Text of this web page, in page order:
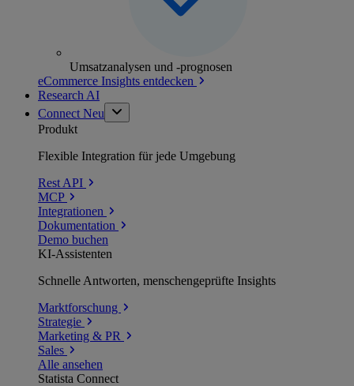
Umsatzanalysen und -prognosen
eCommerce Insights entdecken
Research AI
Connect Neu
Produkt
Flexible Integration für jede Umgebung
Rest API
MCP
Integrationen
Dokumentation
Demo buchen
KI-Assistenten
Schnelle Antworten, menschengeprüfte Insights
Marktforschung
Strategie
Marketing & PR
Sales
Alle ansehen
Statista Connect